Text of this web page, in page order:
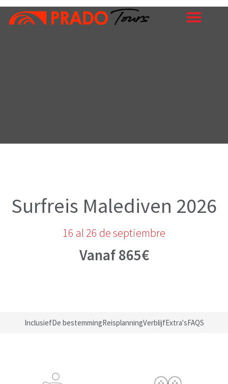
Ga
naar
Surfreis Malediven 2026
16 al 26 de septiembre
Vanaf 865€
InclusiefDe bestemmingReisplanningVerblijfExtra'sFAQS